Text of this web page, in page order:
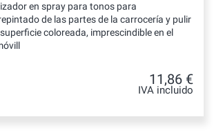
en spray para tonos para
de las partes de la carrocería y pulir
coloreada, imprescindible en el
11,86 €
IVA incluido